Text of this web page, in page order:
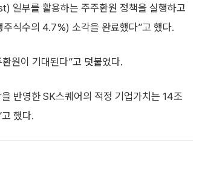
일부를 활용하는 주주환원 정책을 실행하고
식수의 4.7%) 소각을 완료했다”고 했다.
원이 기대된다”고 덧붙였다.
반영한 SK스퀘어의 적정 기업가치는 14조
했다.